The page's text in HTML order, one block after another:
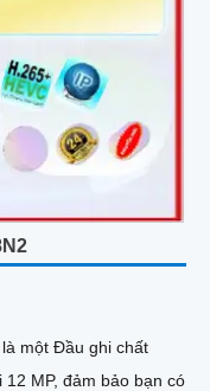
một Đầu ghi chất
MP, đảm bảo bạn có